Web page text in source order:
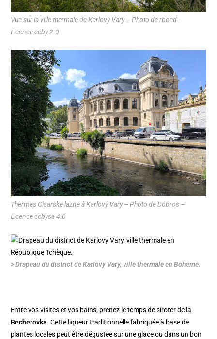
Vue sur la ville thermale de Karlovy Vary – Photo de rboed –
Licence ccby 2.0
Thermes Cisarske lazne à Karlovy Vary – Photo de Dobros –
Licence ccbysa 4.0
> Drapeau du district de Karlovy Vary, ville thermale en Bohême.
Entre vos visites et vos bains, prenez le temps de siroter de la
Becherovka. Cette liqueur traditionnelle fabriquée à base de
plantes locales peut être dégustée sur une glace ou dans un bon